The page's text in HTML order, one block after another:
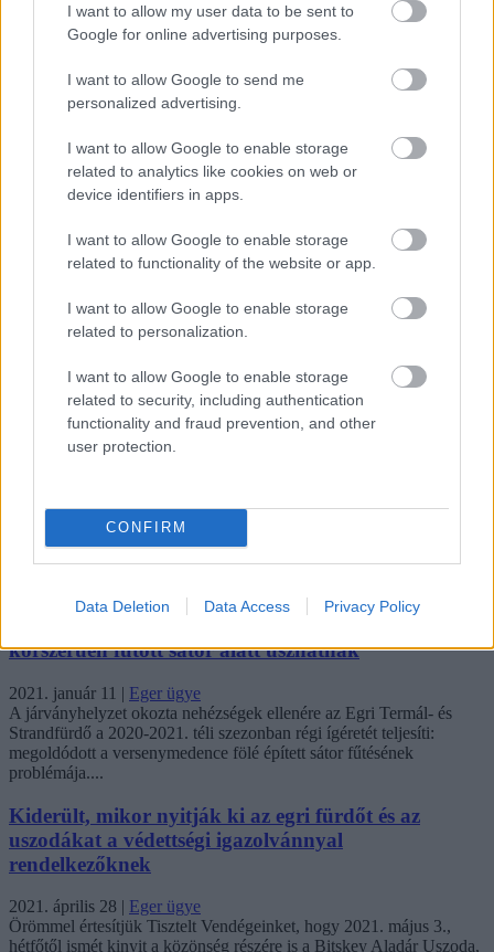
I want to allow my user data to be sent to
Google for online advertising purposes.
I want to allow Google to send me
personalized advertising.
I want to allow Google to enable storage
related to analytics like cookies on web or
device identifiers in apps.
I want to allow Google to enable storage
related to functionality of the website or app.
I want to allow Google to enable storage
related to personalization.
I want to allow Google to enable storage
related to security, including authentication
functionality and fraud prevention, and other
user protection.
CONFIRM
Data Deletion Data Access Privacy Policy
Impresszum
Hozzáférési nyilatkozat
Szerzői jogok
Médiaajánlat
Facebook
Instagram
Youtube
Halmentés Szarvaskőnél: őshonos és védett halakat
mentettek ki a kiszáradó Eg...
„Nem tettünk nyomást a fiunkra” – Egy egri család
története, amely a Rapid Wi...
Új hűtőrendszer a Markhot Ferenc Kórházban:
több mint 70 millió forintos fejl...
küzdelem után sikerült megf...
fürdő
korszerűen fűtött sátor alatt úszhatnak
2021. január 11 | Eger ügye
A járványhelyzet okozta nehézségek ellenére az Egri Termál- és
Strandfürdő a 2020-2021. téli szezonban régi ígéretét teljesíti:
megoldódott a versenymedence fölé épített sátor fűtésének
problémája....
Kiderült, mikor nyitják ki az egri fürdőt és az
uszodákat a védettségi igazolvánnyal
rendelkezőknek
2021. április 28 | Eger ügye
Örömmel értesítjük Tisztelt Vendégeinket, hogy 2021. május 3.,
hétfőtől ismét kinyit a közönség részére is a Bitskey Aladár Uszoda,